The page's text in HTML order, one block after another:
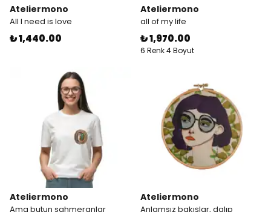
Ateliermono
All I need is love
₺ 1,440.00
Ateliermono
all of my life
₺ 1,970.00
6 Renk 4 Boyut
Ateliermono
Ama butun sahmeranlar
Ateliermono
Anlamsız bakışlar, dalıp